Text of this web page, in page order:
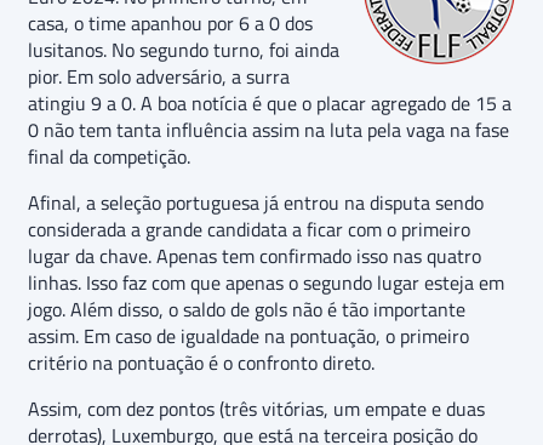
casa, o time apanhou por 6 a 0 dos
lusitanos. No segundo turno, foi ainda
pior. Em solo adversário, a surra
atingiu 9 a 0. A boa notícia é que o placar agregado de 15 a
0 não tem tanta influência assim na luta pela vaga na fase
final da competição.
Afinal, a seleção portuguesa já entrou na disputa sendo
considerada a grande candidata a ficar com o primeiro
lugar da chave. Apenas tem confirmado isso nas quatro
linhas. Isso faz com que apenas o segundo lugar esteja em
jogo. Além disso, o saldo de gols não é tão importante
assim. Em caso de igualdade na pontuação, o primeiro
critério na pontuação é o confronto direto.
Assim, com dez pontos (três vitórias, um empate e duas
derrotas), Luxemburgo, que está na terceira posição do